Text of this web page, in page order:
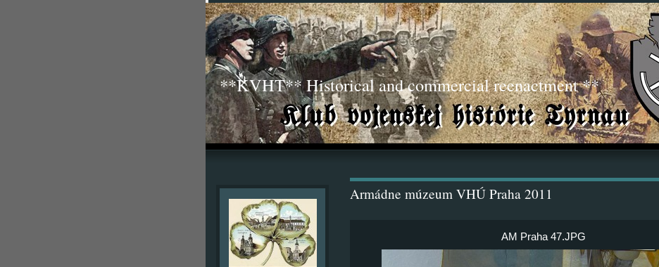
**KVHT** Historical and commercial reenactment **
Armádne múzeum VHÚ Praha 2011
AM Praha 47.JPG